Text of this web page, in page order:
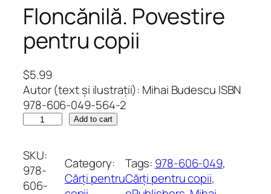
Floncănilă. Povestire
pentru copii
$5.99
Autor (text și ilustrații): Mihai Budescu ISBN
978-606-049-564-2
o
n
c
Add to cart
SKU:
978-
606-
Category:
Cărți pentru
Tags: 978-606-049
Cărți pentru copii